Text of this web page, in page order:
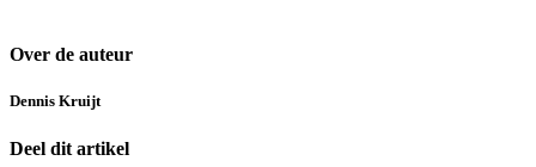
Over de auteur
Dennis Kruijt
Deel dit artikel